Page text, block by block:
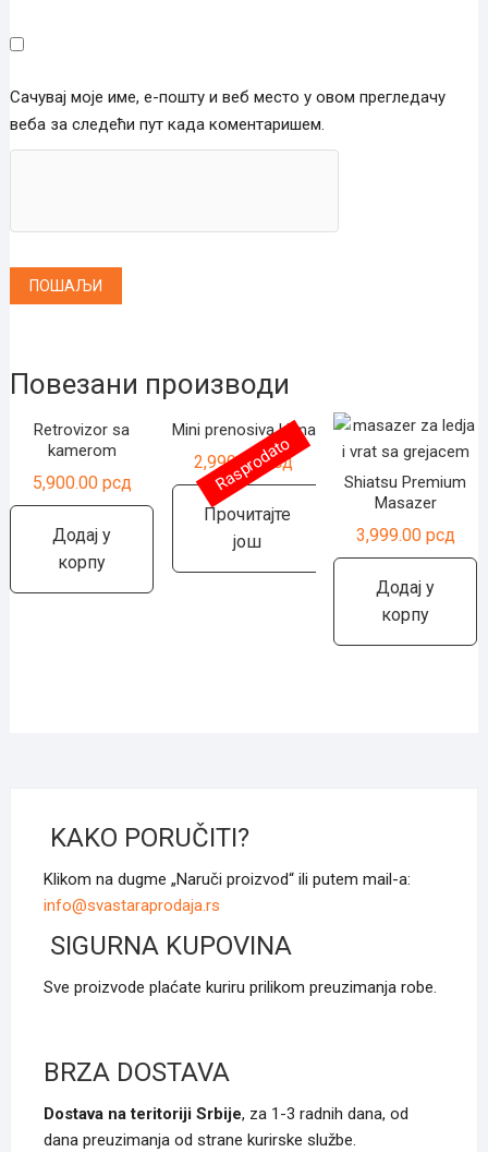
Сачувај моје име, е-пошту и веб место у овом прегледачу
веба за следећи пут када коментаришем.
Повезани производи
Retrovizor sa
kamerom
5,900.00 рсд
Додај у
корпу
Mini prenosiva klima
2,990.00рсд
Прочитајте
још
Rasprodato
Shiatsu Premium
Masazer
3,999.00 рсд
Додај у
корпу
KAKO PORUČITI?
Klikom na dugme „Naruči proizvod“ ili putem mail-a:
info@svastaraprodaja.rs
SIGURNA KUPOVINA
Sve proizvode plaćate kuriru prilikom preuzimanja robe.
BRZA DOSTAVA
Dostava na teritoriji Srbije, za 1-3 radnih dana, od
dana preuzimanja od strane kurirske službe.